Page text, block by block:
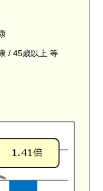
/ 45歳以上 等